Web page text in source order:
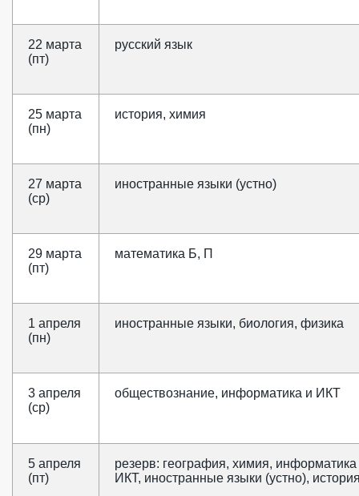
22 марта
(пт)
русский язык
25 марта
(пн)
история, химия
27 марта
(ср)
иностранные языки (устно)
29 марта
(пт)
математика Б, П
1 апреля
(пн)
иностранные языки, биология, физика
3 апреля
(ср)
обществознание, информатика и ИКТ
5 апреля
(пт)
резерв: география, химия, информатика
ИКТ, иностранные языки (устно),